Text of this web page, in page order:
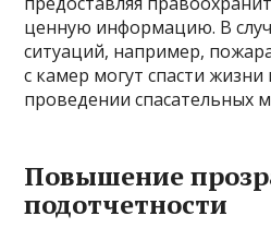
ценную информацию. В
ситуаций, например,
с камер могут спасти
проведении спасательных
Повышение
подотчетности